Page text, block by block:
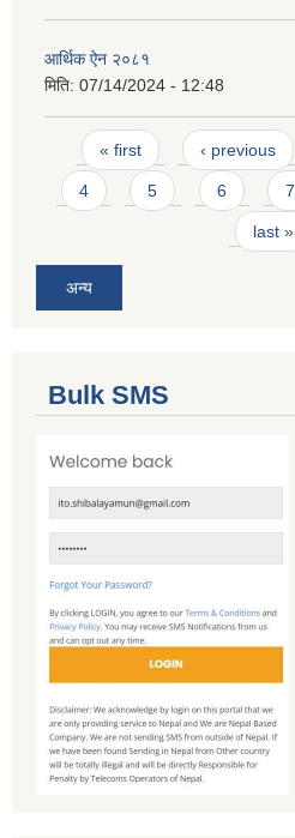
आर्थिक ऐन २०८१
मिति: 07/14/2024 - 12:48
Pages
« first ‹ previous
4 5 6 7
last »
अन्य
Bulk SMS